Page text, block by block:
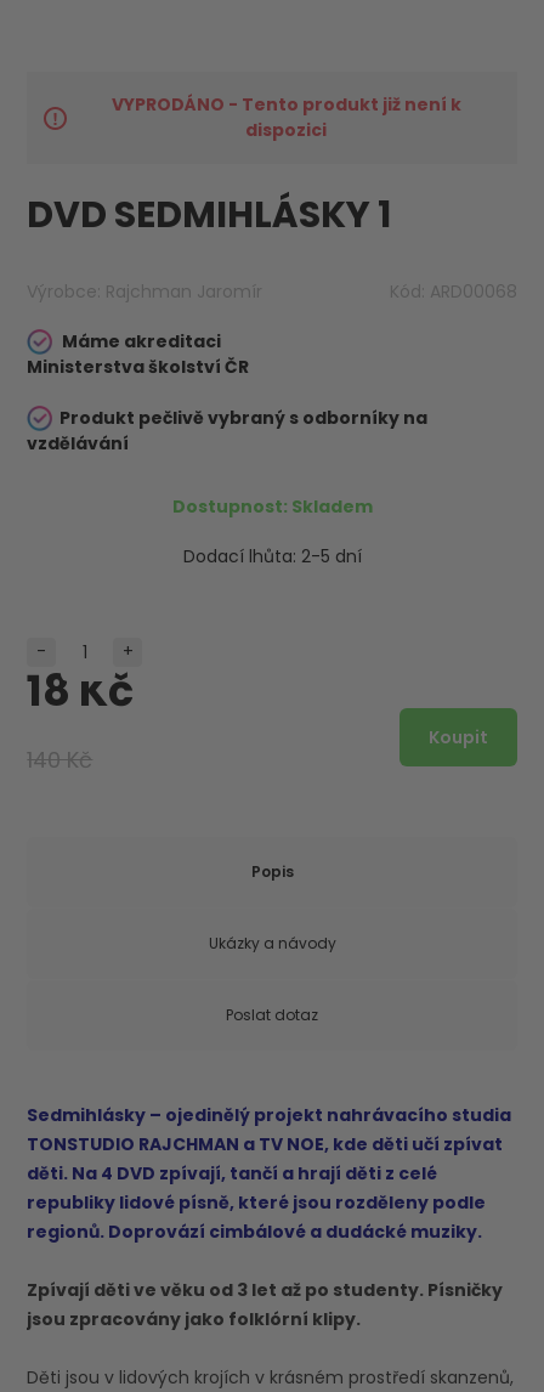
VYPRODÁNO - Tento produkt již není k
dispozici
DVD SEDMIHLÁSKY 1
Výrobce: Rajchman Jaromír Kód: ARD00068
Máme akreditaci
Ministerstva školství ČR
Produkt pečlivě vybraný s odborníky na
vzdělávání
Dostupnost: Skladem
Dodací lhůta: 2-5 dní
140 Kč
18 Kč
- +
Popis
Ukázky a návody
Poslat dotaz
Sedmihlásky – ojedinělý projekt nahrávacího studia
TONSTUDIO RAJCHMAN a TV NOE, kde děti učí zpívat
děti. Na 4 DVD zpívají, tančí a hrají děti z celé
republiky lidové písně, které jsou rozděleny podle
regionů. Doprovází cimbálové a dudácké muziky.
Zpívají děti ve věku od 3 let až po studenty. Písničky
jsou zpracovány jako folklórní klipy.
Děti jsou v lidových krojích v krásném prostředí skanzenů,